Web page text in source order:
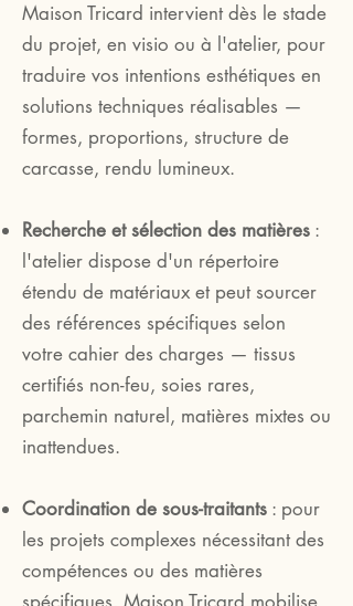
Maison Tricard intervient dès le stade
du projet, en visio ou à l'atelier, pour
traduire vos intentions esthétiques en
solutions techniques réalisables —
formes, proportions, structure de
carcasse, rendu lumineux.
Recherche et sélection des matières :
l'atelier dispose d'un répertoire
étendu de matériaux et peut sourcer
des références spécifiques selon
votre cahier des charges — tissus
certifiés non-feu, soies rares,
parchemin naturel, matières mixtes ou
inattendues.
Coordination de sous-traitants : pour
les projets complexes nécessitant des
compétences ou des matières